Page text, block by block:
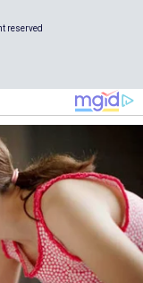
reserved